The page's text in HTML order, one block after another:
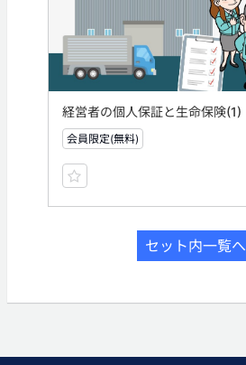
経営者の個人保証と生命保険(1)
会員限定(無料)
セット内一覧へ